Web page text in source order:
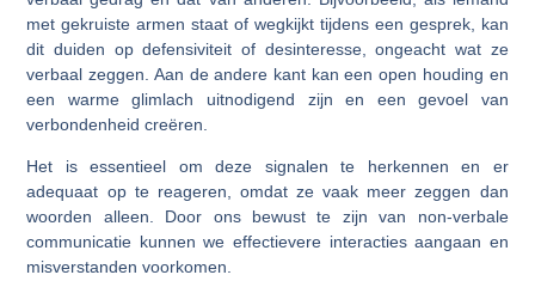
met gekruiste armen staat of wegkijkt tijdens een gesprek, kan
dit duiden op defensiviteit of desinteresse, ongeacht wat ze
verbaal zeggen. Aan de andere kant kan een open houding en
een warme glimlach uitnodigend zijn en een gevoel van
verbondenheid creëren.
Het is essentieel om deze signalen te herkennen en er
adequaat op te reageren, omdat ze vaak meer zeggen dan
woorden alleen. Door ons bewust te zijn van non-verbale
communicatie kunnen we effectievere interacties aangaan en
misverstanden voorkomen.